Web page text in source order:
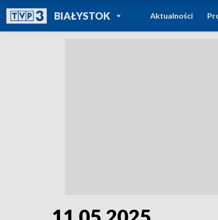
BIAŁYSTOKPOWRÓT DO
TVP REGIONY
Aktualności